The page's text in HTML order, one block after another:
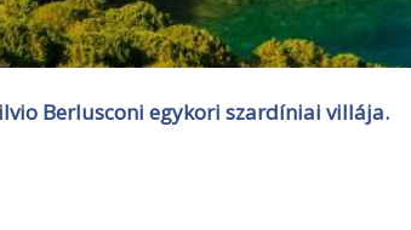
Berlusconi egykori szardíniai villája.